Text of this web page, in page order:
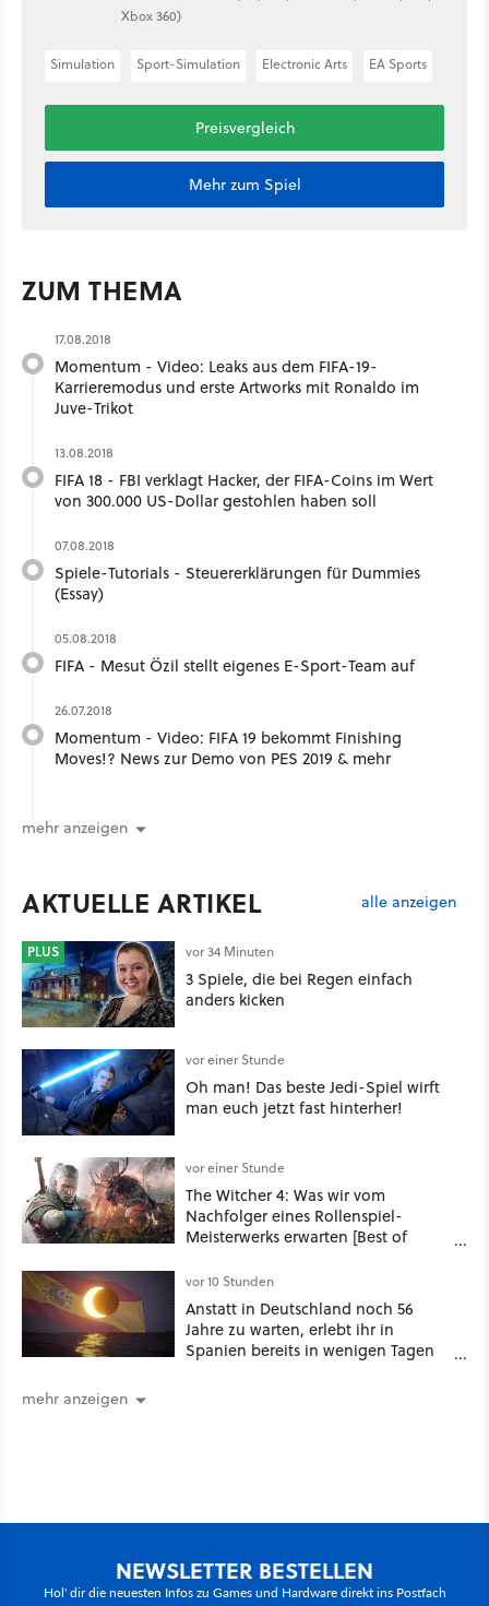
Xbox 360)
Simulation Sport-Simulation Electronic Arts EA Sports
Preisvergleich
Mehr zum Spiel
ZUM THEMA
17.08.2018
Momentum - Video: Leaks aus dem FIFA-19-
Karrieremodus und erste Artworks mit Ronaldo im
Juve-Trikot
13.08.2018
FIFA 18 - FBI verklagt Hacker, der FIFA-Coins im Wert
von 300.000 US-Dollar gestohlen haben soll
07.08.2018
Spiele-Tutorials - Steuererklärungen für Dummies
(Essay)
05.08.2018
FIFA - Mesut Özil stellt eigenes E-Sport-Team auf
26.07.2018
Momentum - Video: FIFA 19 bekommt Finishing
Moves!? News zur Demo von PES 2019 & mehr
mehr anzeigen
AKTUELLE ARTIKEL alle anzeigen
PLUS vor 34 Minuten
3 Spiele, die bei Regen einfach
anders kicken
vor einer Stunde
Oh man! Das beste Jedi-Spiel wirft
man euch jetzt fast hinterher!
vor einer Stunde
The Witcher 4: Was wir vom
Nachfolger eines Rollenspiel-
Meisterwerks erwarten [Best of
vor 10 Stunden
Anstatt in Deutschland noch 56
Jahre zu warten, erlebt ihr in
Spanien bereits in wenigen Tagen
mehr anzeigen
NEWSLETTER BESTELLEN
Hol' dir die neuesten Infos zu Games und Hardware direkt ins Postfach